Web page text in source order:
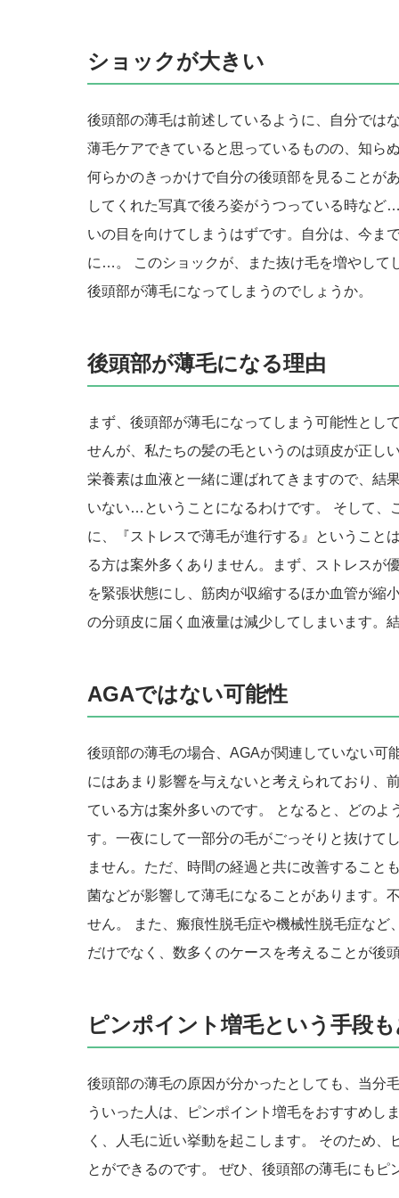
ショックが大きい
後頭部の薄毛は前述しているように、自分では
薄毛ケアできていると思っているものの、知ら
何らかのきっかけで自分の後頭部を見ることが
してくれた写真で後ろ姿がうつっている時な
いの目を向けてしまうはずです。自分は、今ま
に…。 このショックが、また抜け毛を増やして
後頭部が薄毛になってしまうのでしょうか。
後頭部が薄毛になる理由
まず、後頭部が薄毛になってしまう可能性とし
せんが、私たちの髪の毛というのは頭皮が正し
栄養素は血液と一緒に運ばれてきますので、結
いない…ということになるわけです。 そして、
に、『ストレスで薄毛が進行する』ということ
る方は案外多くありません。まず、ストレスが
を緊張状態にし、筋肉が収縮するほか血管が縮
の分頭皮に届く血液量は減少してしまいます。
AGAではない可能性
後頭部の薄毛の場合、AGAが関連していない可
にはあまり影響を与えないと考えられており、
ている方は案外多いのです。 となると、どの
す。一夜にして一部分の毛がごっそりと抜けて
ません。ただ、時間の経過と共に改善すること
菌などが影響して薄毛になることがあります。
せん。 また、瘢痕性脱毛症や機械性脱毛症な
だけでなく、数多くのケースを考えることが後
ピンポイント増毛という手段
後頭部の薄毛の原因が分かったとしても、当分
ういった人は、ピンポイント増毛をおすすめし
く、人毛に近い挙動を起こします。 そのため
とができるのです。 ぜひ、後頭部の薄毛にも